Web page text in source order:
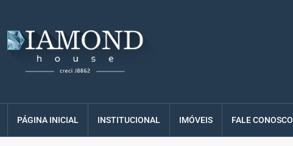
PÁGINA INICIAL INSTITUCIONAL IMÓVEIS FALE CONOSCO